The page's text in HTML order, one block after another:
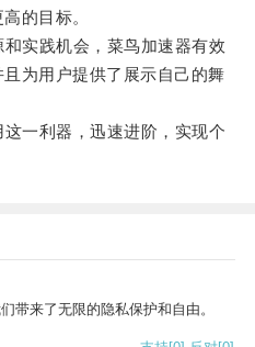
的目标。
实践机会，菜鸟加速器有效
为用户提供了展示自己的舞
一利器，迅速进阶，实现个
带来了无限的隐私保护和自由。